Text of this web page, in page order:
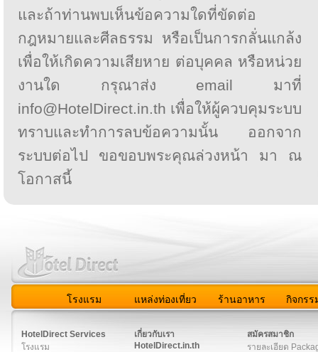
และถ้าท่านพบเห็นข้อความใดที่ขัดต่อ
กฎหมายและศีลธรรม หรือเป็นการกลั่นแกล้ง
เพื่อให้เกิดความเสียหาย ต่อบุคคล หรือหน่วย
งานใด กรุณาส่ง email มาที่
info@HotelDirect.in.th เพื่อให้ผู้ควบคุมระบบ
ทราบและทำการลบข้อความนั้น ออกจาก
ระบบต่อไป ขอขอบพระคุณล่วงหน้า มา ณ
โอกาสนี้
โรงแรม แหล่งท่องเที่ยว ร้านอาหาร กิจกรร
HotelDirect Services
โรงแรม
เกี่ยวกับเรา
HotelDirect.in.th
สมัครสมาชิก
รายละเอียด